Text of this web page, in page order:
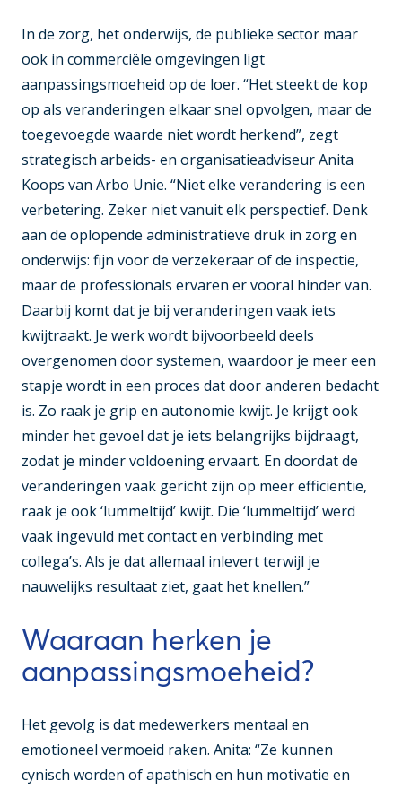
In de zorg, het onderwijs, de publieke sector maar
ook in commerciële omgevingen ligt
aanpassingsmoeheid op de loer. “Het steekt de kop
op als veranderingen elkaar snel opvolgen, maar de
toegevoegde waarde niet wordt herkend”, zegt
strategisch arbeids- en organisatieadviseur Anita
Koops van Arbo Unie. “Niet elke verandering is een
verbetering. Zeker niet vanuit elk perspectief. Denk
aan de oplopende administratieve druk in zorg en
onderwijs: fijn voor de verzekeraar of de inspectie,
maar de professionals ervaren er vooral hinder van.
Daarbij komt dat je bij veranderingen vaak iets
kwijtraakt. Je werk wordt bijvoorbeeld deels
overgenomen door systemen, waardoor je meer een
stapje wordt in een proces dat door anderen bedacht
is. Zo raak je grip en autonomie kwijt. Je krijgt ook
minder het gevoel dat je iets belangrijks bijdraagt,
zodat je minder voldoening ervaart. En doordat de
veranderingen vaak gericht zijn op meer efficiëntie,
raak je ook ‘lummeltijd’ kwijt. Die ‘lummeltijd’ werd
vaak ingevuld met contact en verbinding met
collega’s. Als je dat allemaal inlevert terwijl je
nauwelijks resultaat ziet, gaat het knellen.”
Waaraan herken je
aanpassingsmoeheid?
Het gevolg is dat medewerkers mentaal en
emotioneel vermoeid raken. Anita: “Ze kunnen
cynisch worden of apathisch en hun motivatie en